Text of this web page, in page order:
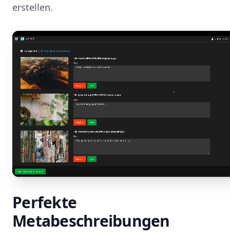
erstellen.
Perfekte
Metabeschreibungen